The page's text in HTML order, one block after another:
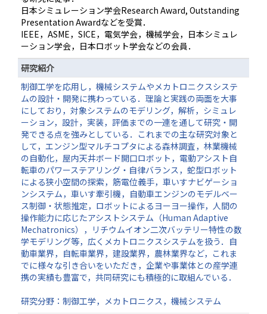
日本シミュレーション学会Research Award, Outstanding
Presentation Awardなどを受賞．
IEEE，ASME，SICE，電気学会，機械学会，日本シミュレ
ーション学会，日本ロボット学会などの会員．
研究紹介
制御工学を応用し，機械システムやメカトロニクスシステ
ムの設計・開発に携わっている．理論と実践の両面を大事
にしており，対象システムのモデリング，解析，シミュレ
ーション，設計，実装，評価までの一連を通して研究・開
発できる点を強みとしている．これまでの主な研究対象と
して，エンジン型マルチコプタによる森林調査，林業機械
の自動化，屋内天井ボード開口ロボット，電動アシスト自
転車のパワーステアリング・自律バランス，蛇型ロボット
による狭小空間の探索，筋電位義手，車いすナビゲーショ
ンシステム，車いす牽引機，自動車エンジンのモデルベー
ス制御・状態推定，ロボットによるヨーヨー操作，人間の
操作能力に応じたアシストシステム（Human Adaptive
Mechatronics），リチウムイオン二次バッテリー特性の数
学モデリング等，広くメカトロニクスシステムを扱う．自
動車業界，自転車業界，建設業界，農林業界など，これま
でに様々な引き合いをいただき，企業や事業体との産学連
携の実績も豊富で，共同研究にも積極的に取組んでいる．
研究分野：制御工学，メカトロニクス，機械システム